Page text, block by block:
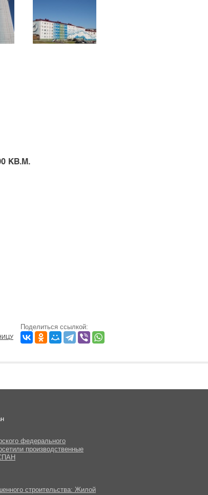
КВ.М.
Поделиться ссылкой:
федерального
производственные
строительства: Жилой